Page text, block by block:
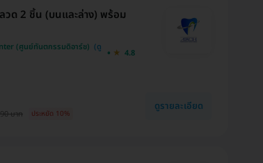
วด 2 ชิ้น (บนและล่าง) พร้อม
(ศูนย์ทันตกรรมดิอาร์ช)
4.8
บาท ประหยัด 10%
ดูรายละเอียด